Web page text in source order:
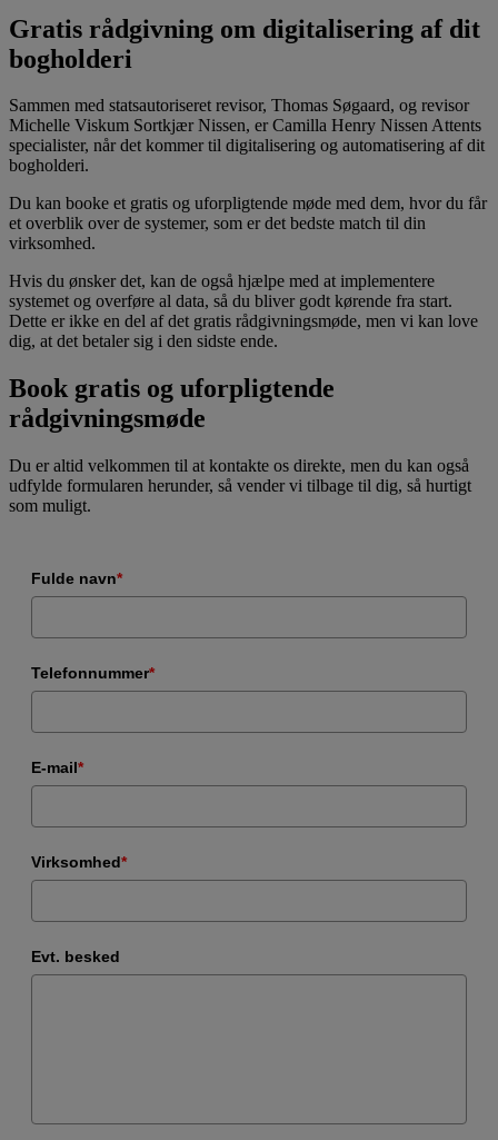
Gratis rådgivning om digitalisering af dit
bogholderi
Sammen med statsautoriseret revisor, Thomas Søgaard, og revisor
Michelle Viskum Sortkjær Nissen, er Camilla Henry Nissen Attents
specialister, når det kommer til digitalisering og automatisering af dit
bogholderi.
Du kan booke et gratis og uforpligtende møde med dem, hvor du får
et overblik over de systemer, som er det bedste match til din
virksomhed.
Hvis du ønsker det, kan de også hjælpe med at implementere
systemet og overføre al data, så du bliver godt kørende fra start.
Dette er ikke en del af det gratis rådgivningsmøde, men vi kan love
dig, at det betaler sig i den sidste ende.
Book gratis og uforpligtende
rådgivningsmøde
Du er altid velkommen til at kontakte os direkte, men du kan også
udfylde formularen herunder, så vender vi tilbage til dig, så hurtigt
som muligt.
Fulde navn*
Telefonnummer*
E-mail*
Virksomhed*
Evt. besked